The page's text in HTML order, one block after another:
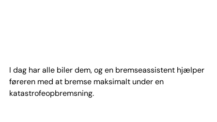
I dag har alle biler dem, og en bremseassistent hjælper
føreren med at bremse maksimalt under en
katastrofeopbremsning.